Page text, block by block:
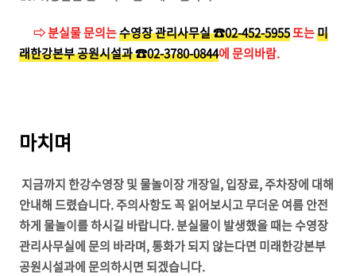
⇨ 분실물 문의는수영장 관리사무실 ☎️02-452-5955또는미
래한강본부 공원시설과 ☎️02-3780-0844에 문의바람.
마치며
지금까지 한강수영장 및 물놀이장 개장일, 입장료, 주차장에 대해
안내해 드렸습니다. 주의사항도 꼭 읽어보시고 무더운 여름 안전
하게 물놀이를 하시길 바랍니다. 분실물이 발생했을 때는 수영장
관리사무실에 문의 바라며, 통화가 되지 않는다면 미래한강본부
공원시설과에 문의하시면 되겠습니다.